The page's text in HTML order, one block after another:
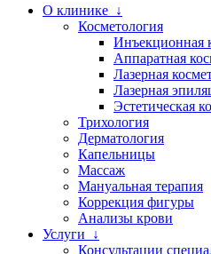
О клинике ↓
Косметология
Инъекционная
Аппаратная
Лазерная
Лазерная
Эстетическая
Трихология
Дерматология
Капельницы
Массаж
Мануальная терапия
Коррекция фигуры
Анализы крови
Услуги ↓
Консультации